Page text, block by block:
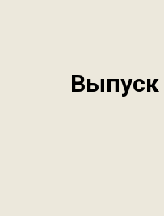
Выпуск